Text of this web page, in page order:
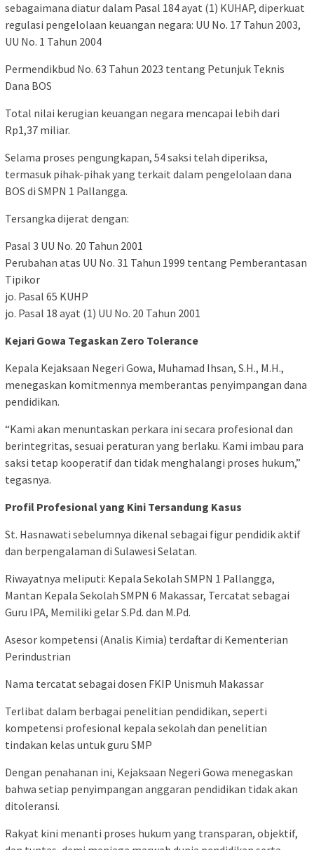
sebagaimana diatur dalam Pasal 184 ayat (1) KUHAP, diperkuat
regulasi pengelolaan keuangan negara: UU No. 17 Tahun 2003,
UU No. 1 Tahun 2004
Permendikbud No. 63 Tahun 2023 tentang Petunjuk Teknis
Dana BOS
Total nilai kerugian keuangan negara mencapai lebih dari
Rp1,37 miliar.
Selama proses pengungkapan, 54 saksi telah diperiksa,
termasuk pihak-pihak yang terkait dalam pengelolaan dana
BOS di SMPN 1 Pallangga.
Tersangka dijerat dengan:
Pasal 3 UU No. 20 Tahun 2001
Perubahan atas UU No. 31 Tahun 1999 tentang Pemberantasan
Tipikor
jo. Pasal 65 KUHP
jo. Pasal 18 ayat (1) UU No. 20 Tahun 2001
Kejari Gowa Tegaskan Zero Tolerance
Kepala Kejaksaan Negeri Gowa, Muhamad Ihsan, S.H., M.H.,
menegaskan komitmennya memberantas penyimpangan dana
pendidikan.
“Kami akan menuntaskan perkara ini secara profesional dan
berintegritas, sesuai peraturan yang berlaku. Kami imbau para
saksi tetap kooperatif dan tidak menghalangi proses hukum,”
tegasnya.
Profil Profesional yang Kini Tersandung Kasus
St. Hasnawati sebelumnya dikenal sebagai figur pendidik aktif
dan berpengalaman di Sulawesi Selatan.
Riwayatnya meliputi: Kepala Sekolah SMPN 1 Pallangga,
Mantan Kepala Sekolah SMPN 6 Makassar, Tercatat sebagai
Guru IPA, Memiliki gelar S.Pd. dan M.Pd.
Asesor kompetensi (Analis Kimia) terdaftar di Kementerian
Perindustrian
Nama tercatat sebagai dosen FKIP Unismuh Makassar
Terlibat dalam berbagai penelitian pendidikan, seperti
kompetensi profesional kepala sekolah dan penelitian
tindakan kelas untuk guru SMP
Dengan penahanan ini, Kejaksaan Negeri Gowa menegaskan
bahwa setiap penyimpangan anggaran pendidikan tidak akan
ditoleransi.
Rakyat kini menanti proses hukum yang transparan, objektif,